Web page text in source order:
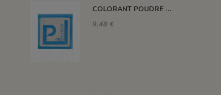
COLORANT POUDRE SANS PLOMB BLEU TURQUOISE CD03
9,48 €